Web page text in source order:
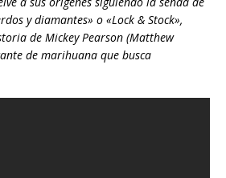
y diamantes» o «Lock & Stock»,
de Mickey Pearson (Matthew
de marihuana que busca